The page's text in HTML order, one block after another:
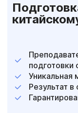
подготовки
Уникальная
Результат